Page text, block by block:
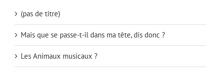
(pas de titre)
Mais que se passe-t-il dans ma tête, dis donc ?
Les Animaux musicaux ?